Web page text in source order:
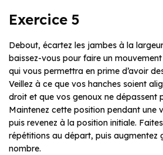
Exercice 5
Debout, écartez les jambes à la
baissez-vous pour faire un
qui vous permettra en prime d’avoir
Veillez à ce que vos hanches soient
droit et que vos genoux ne dépassent
Maintenez cette position pendant une
puis revenez à la position initiale.
répétitions au départ, puis augmentez
nombre.